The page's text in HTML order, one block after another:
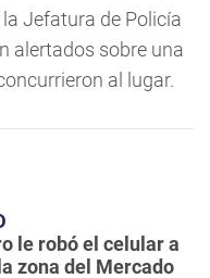
Jefatura de Policía
alertados sobre una
al lugar.
le robó el celular a
zona del Mercado